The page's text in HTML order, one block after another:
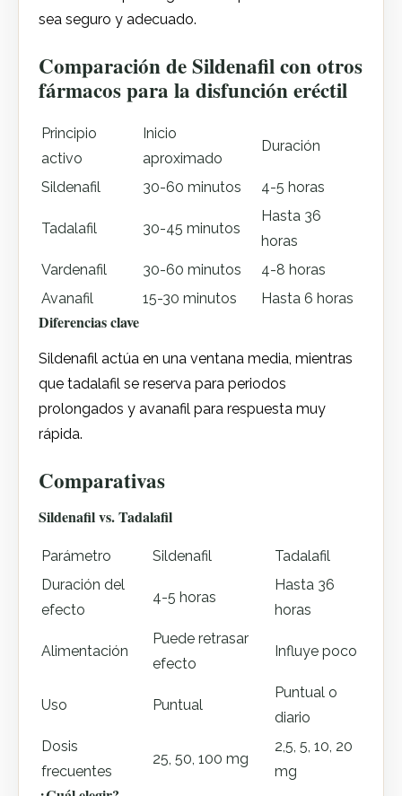
sea seguro y adecuado.
Comparación de Sildenafil con otros
fármacos para la disfunción eréctil
Principio
activo
Inicio
aproximado
Duración
Sildenafil 30-60 minutos 4-5 horas
Tadalafil 30-45 minutos
Hasta 36
horas
Vardenafil
30-60 minutos
4-8 horas
Avanafil
15-30 minutos Hasta 6 horas
Diferencias clave
Sildenafil actúa en una ventana media, mientras
que tadalafil se reserva para periodos
prolongados y avanafil para respuesta muy
rápida.
Comparativas
Sildenafil vs. Tadalafil
Parámetro Sildenafil
Tadalafil
Duración del
efecto
4-5 horas
Hasta 36
horas
Alimentación
Puede retrasar
efecto
Influye poco
Uso Puntual
Puntual o
diario
Dosis
frecuentes
25, 50, 100 mg
2,5, 5, 10, 20
mg